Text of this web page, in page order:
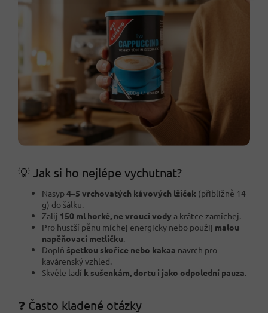
💡 Jak si ho nejlépe vychutnat?
Nasyp4–5 vrchovatých kávových lžiček (přibližně 14
g) do šálku.
Zalij 150 ml horké, ne vroucí vody a krátce zamíchej.
Pro hustší pěnu míchej energicky nebo použij malou
napěňovací metličku
Doplň špetkou skořice nebo kakaa navrch pro
kavárenský vzhled.
Skvěle ladí k sušenkám, dortu i jako odpolední pauza
❓ Často kladené otázky